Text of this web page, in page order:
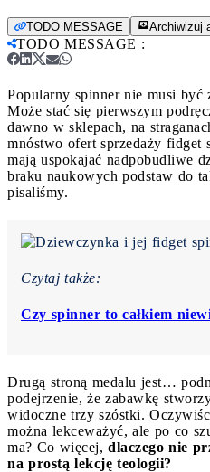
TODO MESSAGE Archiwizuj
TODO MESSAGE :
Popularny spinner nie musi być
Może stać się pierwszym
dawno w sklepach, na
mnóstwo ofert sprzedaży fidget
mają uspokajać nadpobudliwe
braku naukowych podstaw do
pisaliśmy.
Czytaj także:
Czy spinner to całkiem
Drugą stroną medalu jest…
podejrzenie, że zabawkę
widoczne trzy szóstki.
można lekceważyć, ale po co
ma? Co więcej, dlaczego nie
na prostą lekcję teologii?